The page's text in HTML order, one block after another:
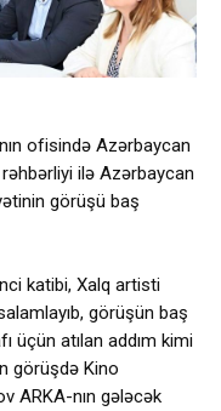
ofisində Azərbaycan
ilə Azərbaycan
görüşü baş
katibi, Xalq artisti
görüşün baş
üçün atılan addım kimi
görüşdə Kino
ARKA-nın gələcək